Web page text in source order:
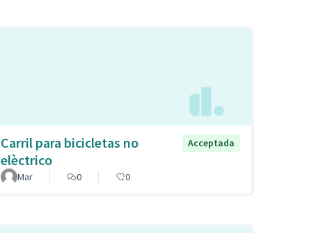
Carril para bicicletas no
elèctrico
Acceptada
Mar 0 0